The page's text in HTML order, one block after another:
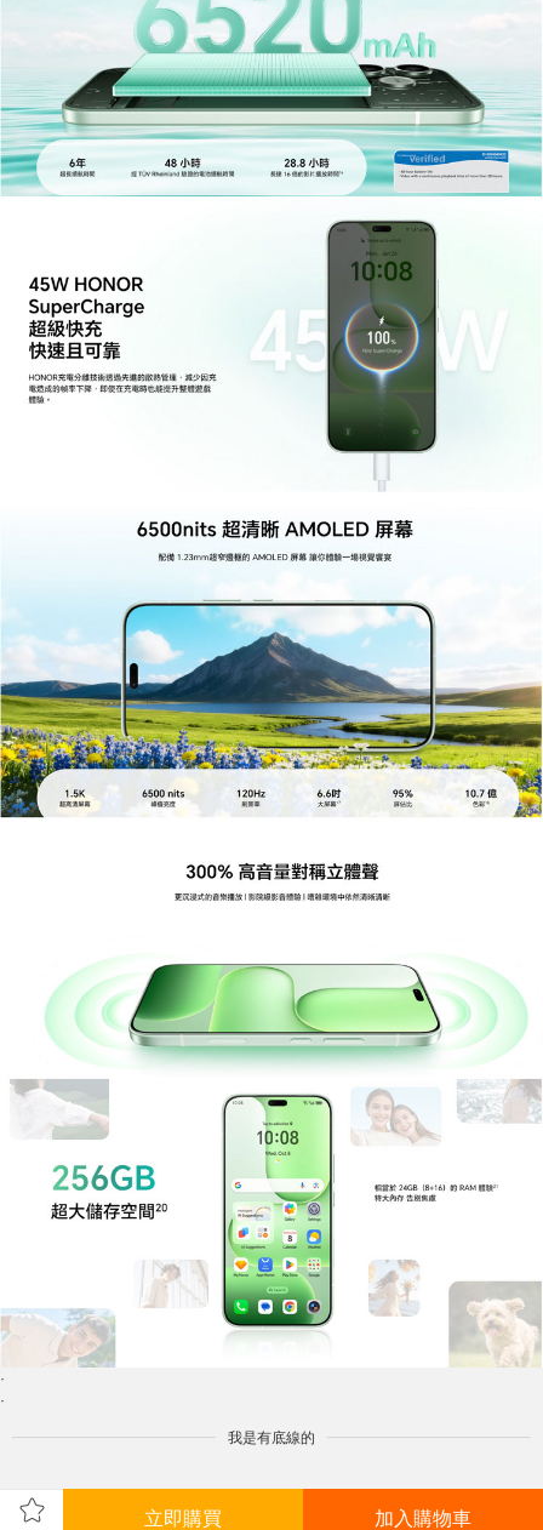
·
·
我是有底線的
立即購買 加入購物車